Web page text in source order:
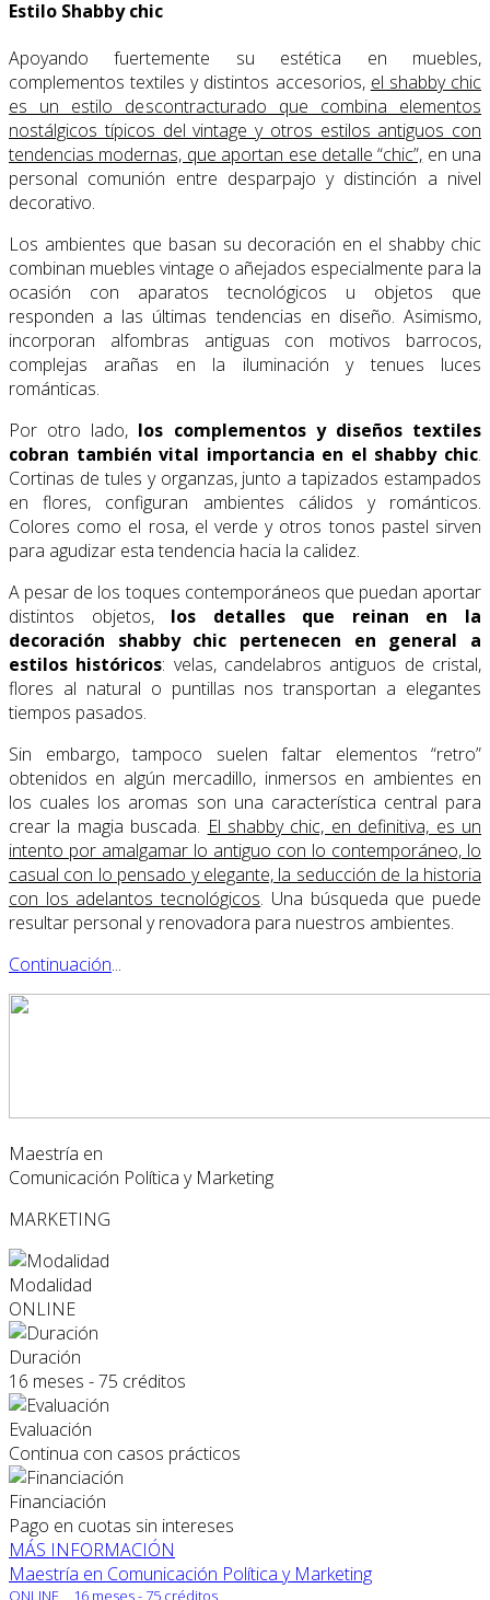
Estilo Shabby chic
Apoyando fuertemente su estética en muebles,
complementos textiles y distintos accesorios, el shabby chic
es un estilo descontracturado que combina elementos
nostálgicos típicos del vintage y otros estilos antiguos con
tendencias modernas, que aportan ese detalle “chic”, en una
personal comunión entre desparpajo y distinción a nivel
decorativo.
Los ambientes que basan su decoración en el shabby chic
combinan muebles vintage o añejados especialmente para la
ocasión con aparatos tecnológicos u objetos que
responden a las últimas tendencias en diseño. Asimismo,
incorporan alfombras antiguas con motivos barrocos,
complejas arañas en la iluminación y tenues luces
románticas.
Por otro lado, los complementos y diseños textiles
cobran también vital importancia en el shabby chic.
Cortinas de tules y organzas, junto a tapizados estampados
en flores, configuran ambientes cálidos y románticos.
Colores como el rosa, el verde y otros tonos pastel sirven
para agudizar esta tendencia hacia la calidez.
A pesar de los toques contemporáneos que puedan aportar
distintos objetos, los detalles que reinan en la
decoración shabby chic pertenecen en general a
estilos históricos: velas, candelabros antiguos de cristal,
flores al natural o puntillas nos transportan a elegantes
tiempos pasados.
Sin embargo, tampoco suelen faltar elementos “retro”
obtenidos en algún mercadillo, inmersos en ambientes en
los cuales los aromas son una característica central para
crear la magia buscada. El shabby chic, en definitiva, es un
intento por amalgamar lo antiguo con lo contemporáneo, lo
casual con lo pensado y elegante, la seducción de la historia
con los adelantos tecnológicos. Una búsqueda que puede
resultar personal y renovadora para nuestros ambientes.
Continuación...
Maestría en
Comunicación Política y Marketing
MARKETING
Modalidad
ONLINE
Duración
16 meses - 75 créditos
Evaluación
Continua con casos prácticos
Financiación
Pago en cuotas sin intereses
MÁS INFORMACIÓN
Maestría en Comunicación Política y Marketing
ONLINE
16 meses - 75 créditos